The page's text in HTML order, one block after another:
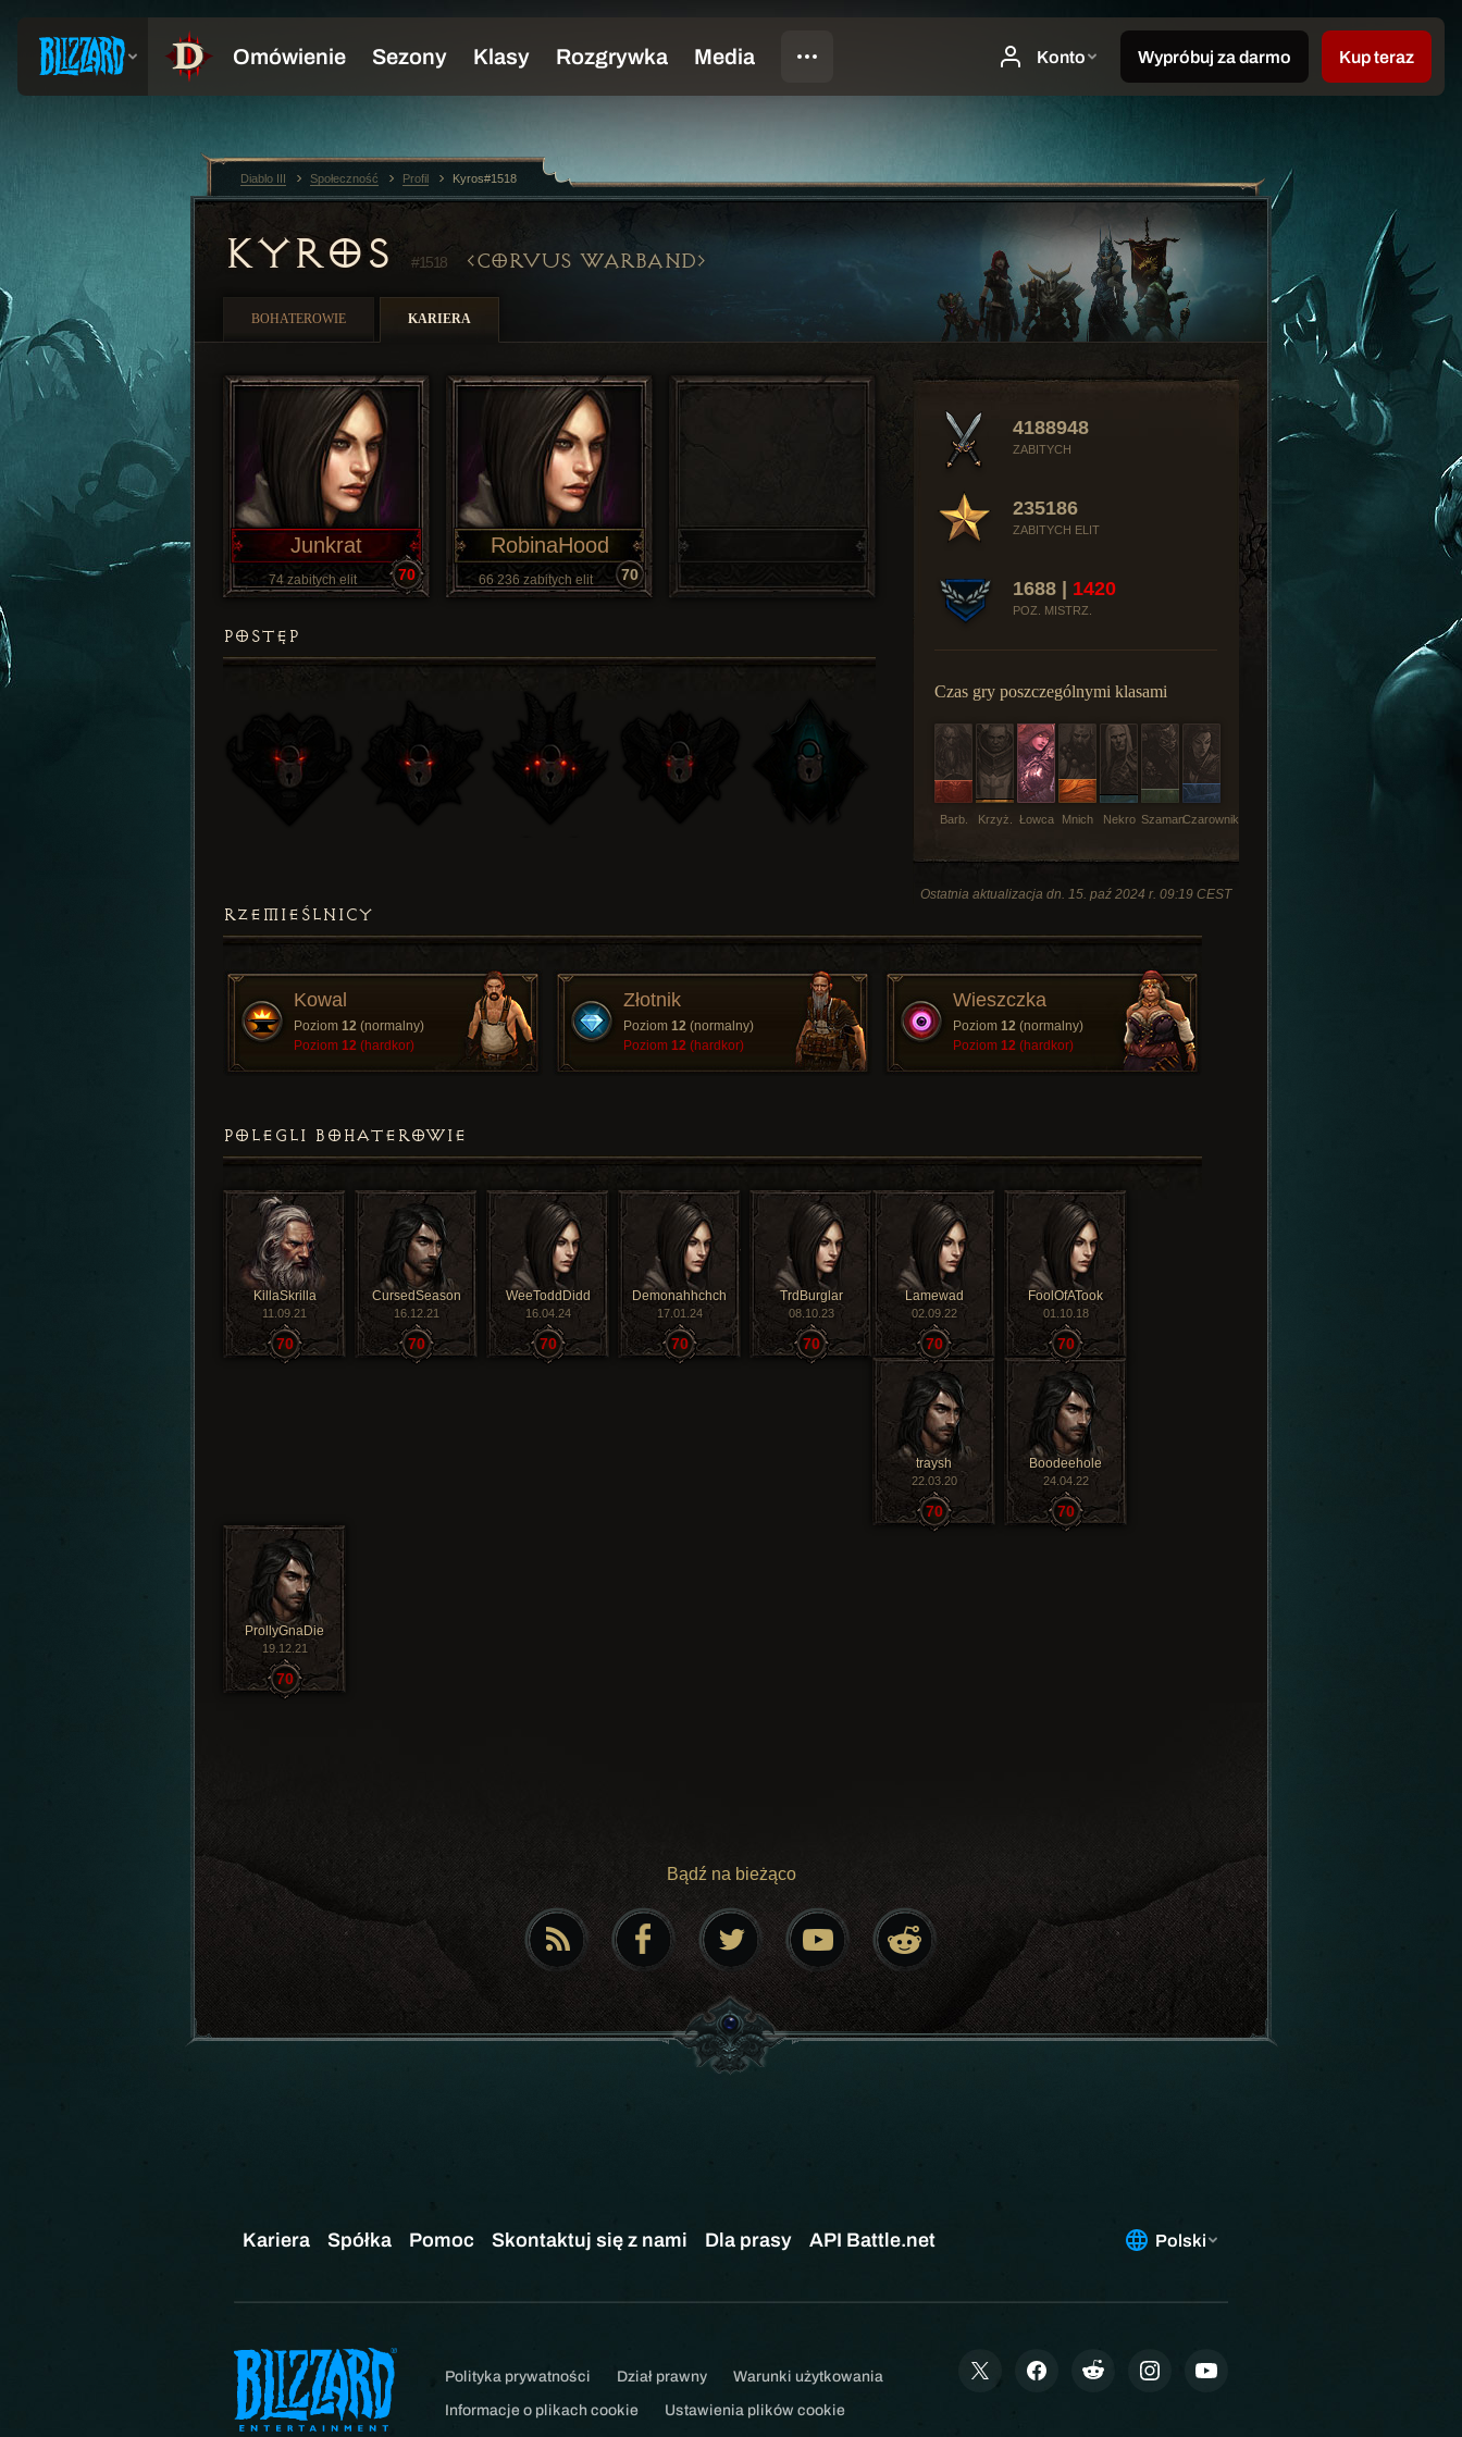
KYROS #1518 CORVUS WARBAND
BOHATEROWIE KARIERA
4188948
ZABITYCH
235186
ZABITYCH ELIT
1688 | 1420
POZ. MISTRZ.
Czas gry poszczególnymi klasami
Barb. Czarownik
Krzyż. Mnich Nekro Szaman
Łowca
Ostatnia aktualizacja dn. 15. paź 2024 r. 09:19 CEST
Junkrat
74 zabitych elit 70
RobinaHood
66 236 zabitych elit 70
POSTĘP
RZEMIEŚLNICY
Kowal
Poziom 12 (normalny)
Poziom 12 (hardkor)
Złotnik
Poziom 12 (normalny)
Poziom 12 (hardkor)
Wieszczka
Poziom 12 (normalny)
Poziom 12 (hardkor)
POLEGLI BOHATEROWIE
KillaSkrilla
11.09.21
70
CursedSeason
16.12.21
70
WeeToddDidd
16.04.24
70
Demonahhchch
17.01.24
70
TrdBurglar
08.10.23
70
Lamewad
02.09.22
70
FoolOfATook
01.10.18
70
traysh
22.03.20
70
Boodeehole
24.04.22
70
ProllyGnaDie
19.12.21
70
Bądź na bieżąco
Diablo III Społeczność Profil Kyros#1518